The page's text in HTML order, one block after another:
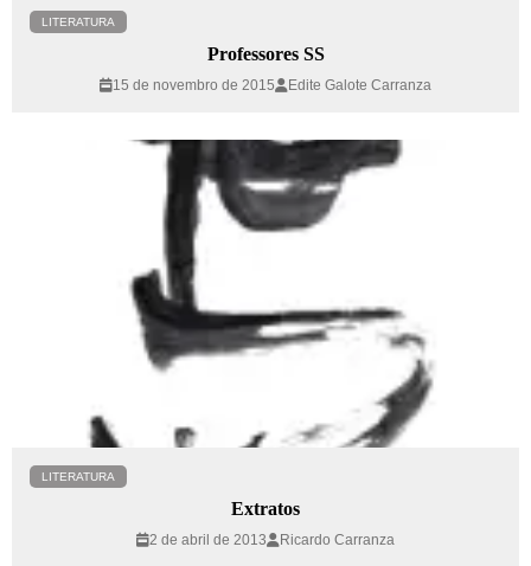
LITERATURA
Professores SS
15 de novembro de 2015 Edite Galote Carranza
LITERATURA
Extratos
2 de abril de 2013 Ricardo Carranza